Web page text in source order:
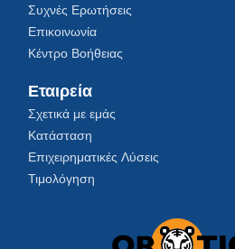
Συχνές Ερωτήσεις
Επικοινωνία
Κέντρο Βοήθειας
Εταιρεία
Σχετικά με εμάς
Κατάσταση
Επιχειρηματικές Λύσεις
Τιμολόγηση